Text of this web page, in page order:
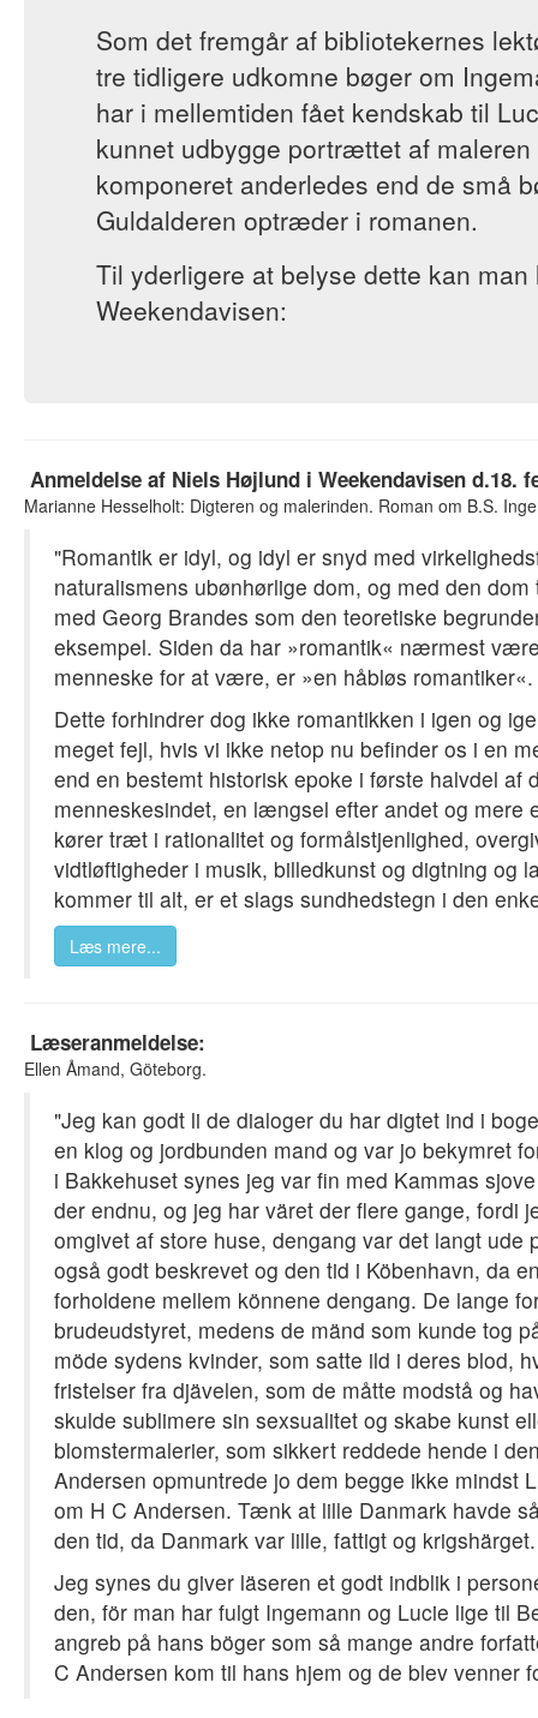
Som det fremgår af bibliotekernes
tre tidligere udkomne bøger om
har i mellemtiden fået kendskab til
kunnet udbygge portrættet af
komponeret anderledes end de små
Guldalderen optræder i romanen.
Til yderligere at belyse dette kan
Weekendavisen:
Anmeldelse af Niels Højlund i Weekendavisen d.18.
Marianne Hesselholt: Digteren og malerinden. Roman om B.S.
"Romantik er idyl, og idyl er snyd med
naturalismens ubønhørlige dom, og med den
med Georg Brandes som den teoretiske
eksempel. Siden da har »romantik« nærmest
menneske for at være, er »en håbløs romantiker«.
Dette forhindrer dog ikke romantikken i igen og
meget fejl, hvis vi ikke netop nu befinder os i en
end en bestemt historisk epoke i første halvdel
menneskesindet, en længsel efter andet og
kører træt i rationalitet og formålstjenlighed,
vidtløftigheder i musik, billedkunst og digtning og
kommer til alt, er et slags sundhedstegn i den
Læs mere...
Læseranmeldelse:
Ellen Åmand, Göteborg.
"Jeg kan godt li de dialoger du har digtet ind i
en klog og jordbunden mand og var jo bekymret
i Bakkehuset synes jeg var fin med Kammas
der endnu, og jeg har väret der flere gange, fordi
omgivet af store huse, dengang var det langt
også godt beskrevet og den tid i Köbenhavn, da
forholdene mellem könnene dengang. De lange
brudeudstyret, medens de mänd som kunde tog
möde sydens kvinder, som satte ild i deres blod,
fristelser fra djävelen, som de måtte modstå og
skulde sublimere sin sexsualitet og skabe kunst
blomstermalerier, som sikkert reddede hende i
Andersen opmuntrede jo dem begge ikke mindst
om H C Andersen. Tænk at lille Danmark havde
den tid, da Danmark var lille, fattigt og krigshärget.
Jeg synes du giver läseren et godt indblik i
den, för man har fulgt Ingemann og Lucie lige til
angreb på hans böger som så mange andre
C Andersen kom til hans hjem og de blev venner